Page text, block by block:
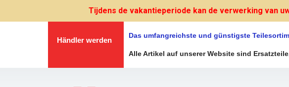
Tijdens de vakantieperiode kan de verwerking van
Händler werden
Das umfangreichste und günstigste
Alle Artikel auf unserer Website sind